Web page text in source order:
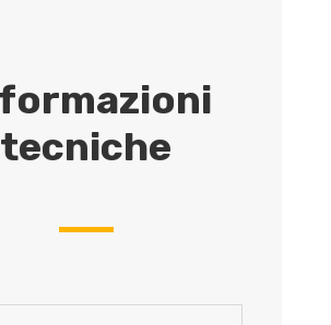
tecniche